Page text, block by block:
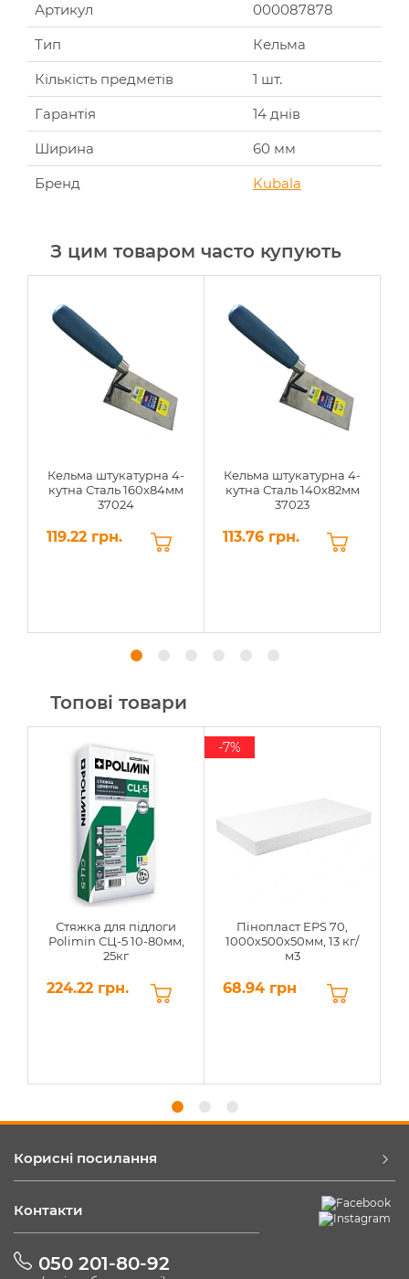
Артикул
000087878
Тип
Кельма
Кількість предметів
1 шт.
Гарантія
14 днів
Ширина
60 мм
Бренд
Kubala
З цим товаром часто купують
Кельма штукатурна 4-
кутна Сталь 160x84мм
37024
119.22 грн.
Кельма штукатурна 4-
кутна Сталь 140x82мм
37023
113.76 грн.
Топові товари
Стяжка для підлоги
Polimin СЦ-5 10-80мм,
25кг
224.22 грн.
Пінопласт EPS 70,
1000х500х50мм, 13 кг/
м3
68.94 грн
-7%
Корисні посилання
Контакти
050 201-80-92